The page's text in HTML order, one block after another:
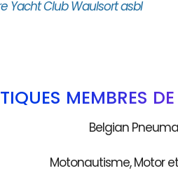
Yacht Club Waulsort asbl
MEMBRES
Belgian
Motonautisme, Motor